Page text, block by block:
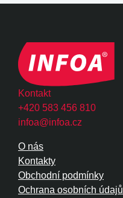
Kontakt
+420 583 456 810
infoa@infoa.cz
O nás
Kontakty
Obchodní podmínky
Ochrana osobních údajů